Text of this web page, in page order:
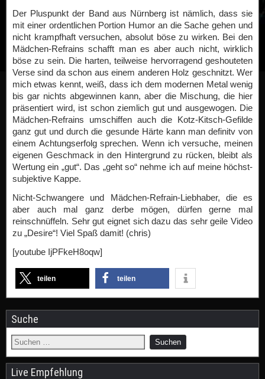
Der Pluspunkt der Band aus Nürnberg ist nämlich, dass sie
mit einer ordentlichen Portion Humor an die Sache gehen und
nicht krampfhaft versuchen, absolut böse zu wirken. Bei den
Mädchen-Refrains schafft man es aber auch nicht, wirklich
böse zu sein. Die harten, teilweise hervorragend geshouteten
Verse sind da schon aus einem anderen Holz geschnitzt. Wer
mich etwas kennt, weiß, dass ich dem modernen Metal wenig
bis gar nichts abgewinnen kann, aber die Mischung, die hier
präsentiert wird, ist schon ziemlich gut und ausgewogen. Die
Mädchen-Refrains umschiffen auch die Kotz-Kitsch-Gefilde
ganz gut und durch die gesunde Härte kann man definitv von
einem Achtungserfolg sprechen. Wenn ich versuche, meinen
eigenen Geschmack in den Hintergrund zu rücken, bleibt als
Wertung ein „gut“. Das „geht so“ nehme ich auf meine höchst-
subjektive Kappe.
Nicht-Schwangere und Mädchen-Refrain-Liebhaber, die es
aber auch mal ganz derbe mögen, dürfen gerne mal
reinschnüffeln. Sehr gut eignet sich dazu das sehr geile Video
zu „Desire“! Viel Spaß damit! (chris)
[youtube IjPFkeH8oqw]
teilen teilen
Suche
Live Empfehlung